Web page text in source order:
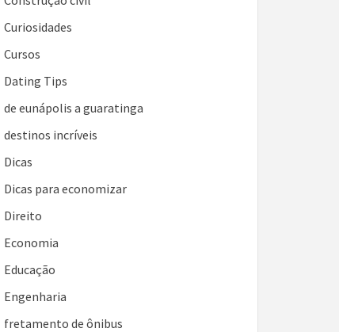
Curiosidades
Cursos
Dating Tips
de eunápolis a guaratinga
destinos incríveis
Dicas
Dicas para economizar
Direito
Economia
Educação
Engenharia
fretamento de ônibus